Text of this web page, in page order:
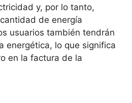
y, por lo tanto,
de energía
usuarios también tendrán
energética, lo que significa
en la factura de la